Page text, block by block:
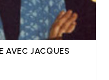
AVEC JACQUES